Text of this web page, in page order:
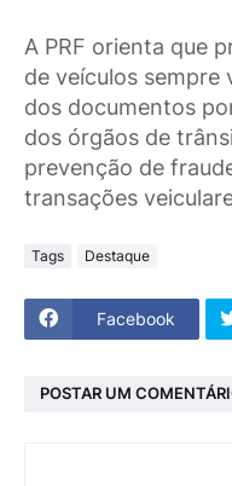
A PRF orienta que
de veículos sempre
dos documentos
dos órgãos de
prevenção de
transações
Tags Destaque
Facebook
POSTAR UM